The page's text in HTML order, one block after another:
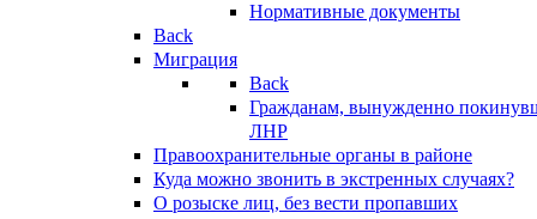
Нормативные документы
Back
Миграция
Back
Гражданам, вынужденно
ЛНР
Правоохранительные органы в районе
Куда можно звонить в экстренных случаях?
О розыске лиц, без вести пропавших